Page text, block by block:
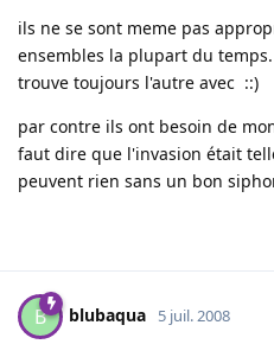
ils ne se sont meme pas
ensembles la plupart du
trouve toujours l'autre avec ::)
par contre ils ont besoin de
faut dire que l'invasion était
peuvent rien sans un bon
B blubaqua 5 juil. 2008